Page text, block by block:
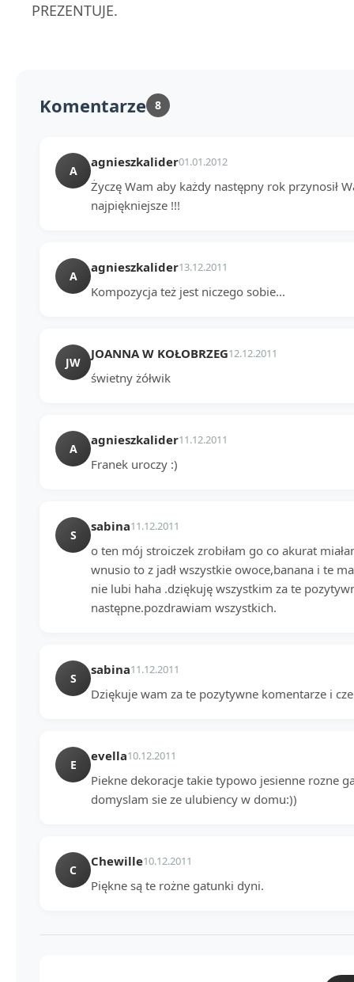
PREZENTUJE.
Komentarze 8
A
agnieszkalider01.01.2012
Życzę Wam aby każdy następny rok przynosił
najpiękniejsze !!!
A
agnieszkalider13.12.2011
Kompozycja też jest niczego sobie...
JW
JOANNA W KOŁOBRZEG12.12.2011
świetny żółwik
A
agnieszkalider11.12.2011
Franek uroczy :)
S
sabina11.12.2011
o ten mój stroiczek zrobiłam go co akurat
wnusio to z jadł wszystkie owoce,banana i te
nie lubi haha .dziękuję wszystkim za te
następne.pozdrawiam wszystkich.
S
sabina11.12.2011
Dziękuje wam za te pozytywne komentarze i
E
evella10.12.2011
Piekne dekoracje takie typowo jesienne rozne
domyslam sie ze ulubiency w domu:))
C
Chewille10.12.2011
Piękne są te rożne gatunki dyni.